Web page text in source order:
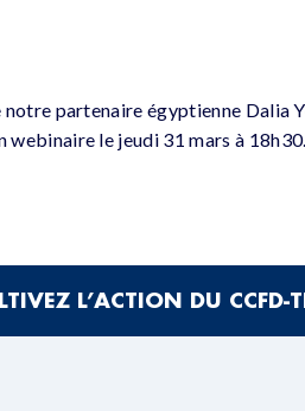
notre partenaire égyptienne Dalia
webinaire le jeudi 31 mars à 18h30.
L’ACTION DU CCFD-